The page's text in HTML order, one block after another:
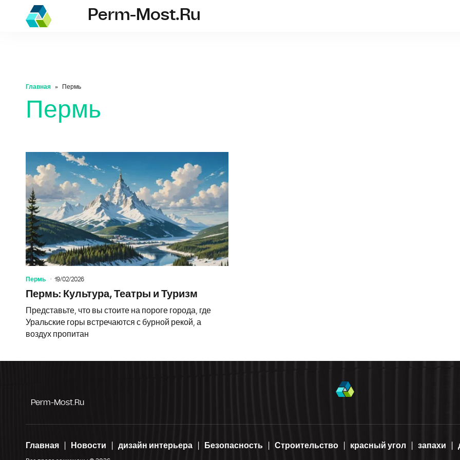
perm-most.ru
Perm-Most.ru
Главная Пермь
Пермь
Пермь 19/02/2026
Пермь: Культура, Театры и Туризм
Представьте, что вы стоите на пороге города, где
Уральские горы встречаются с бурной рекой, а
воздух пропитан
Perm-Most.ru
Главная Новости дизайн интерьера Безопасность Строительство красный угол запахи